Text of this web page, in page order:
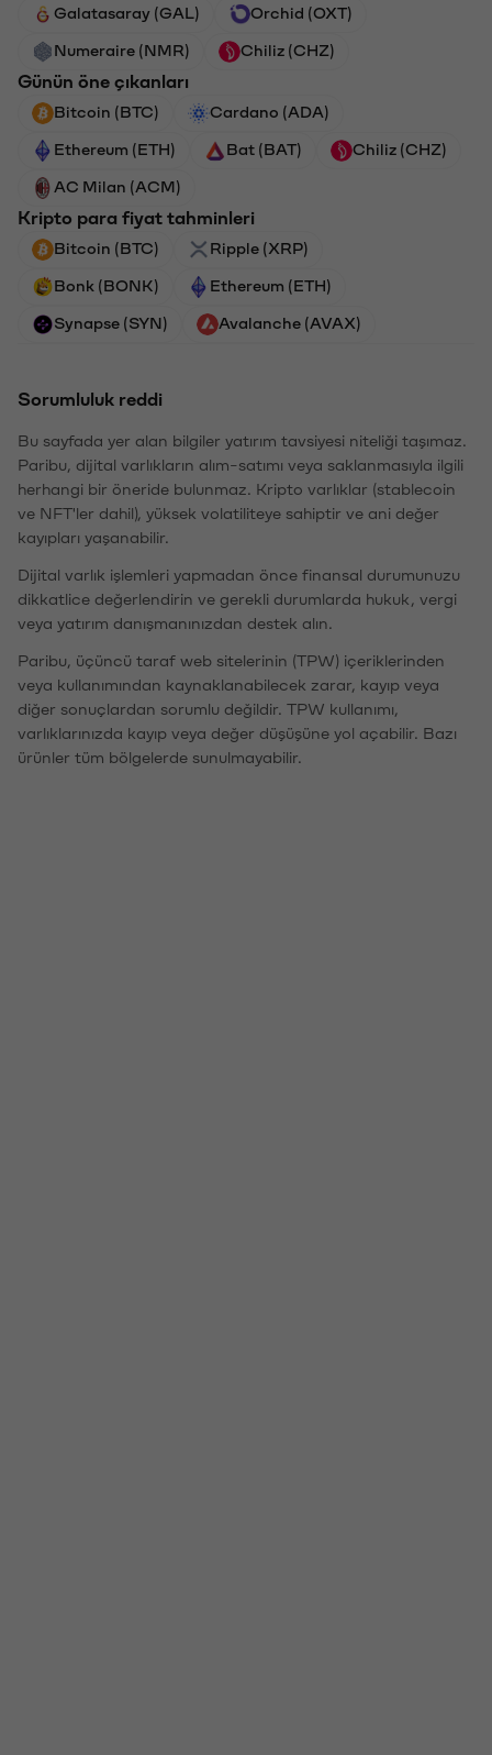
Galatasaray (GAL) Orchid (OXT)
Numeraire (NMR) Chiliz (CHZ)
Günün öne çıkanları
Bitcoin (BTC) Cardano (ADA)
Ethereum (ETH) Bat (BAT) Chiliz (CHZ)
AC Milan (ACM)
Kripto para fiyat tahminleri
Bitcoin (BTC) Ripple (XRP)
Bonk (BONK) Ethereum (ETH)
Synapse (SYN) Avalanche (AVAX)
Sorumluluk reddi
Bu sayfada yer alan bilgiler yatırım tavsiyesi niteliği taşımaz.
Paribu, dijital varlıkların alım-satımı veya saklanmasıyla ilgili
herhangi bir öneride bulunmaz. Kripto varlıklar (stablecoin
ve NFT'ler dahil), yüksek volatiliteye sahiptir ve ani değer
kayıpları yaşanabilir.
Dijital varlık işlemleri yapmadan önce finansal durumunuzu
dikkatlice değerlendirin ve gerekli durumlarda hukuk, vergi
veya yatırım danışmanınızdan destek alın.
Paribu, üçüncü taraf web sitelerinin (TPW) içeriklerinden
veya kullanımından kaynaklanabilecek zarar, kayıp veya
diğer sonuçlardan sorumlu değildir. TPW kullanımı,
varlıklarınızda kayıp veya değer düşüşüne yol açabilir. Bazı
ürünler tüm bölgelerde sunulmayabilir.